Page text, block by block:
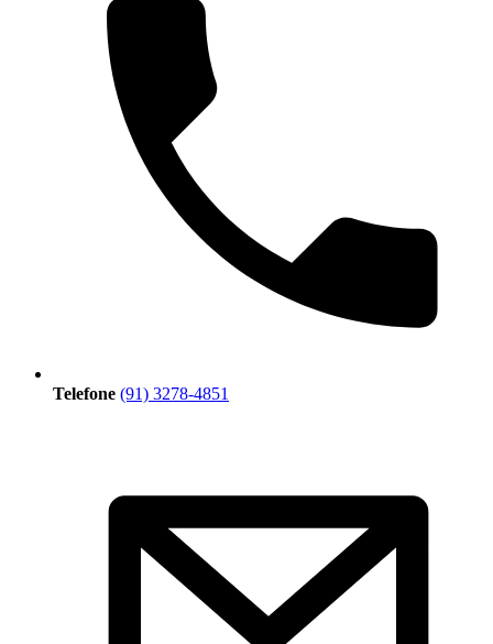
Telefone (91) 3278-4851